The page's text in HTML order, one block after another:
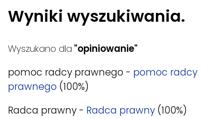
Wyniki wyszukiwania.
Wyszukano dla "opiniowanie"
pomoc radcy prawnego - pomoc radcy
prawnego (100%)
Radca prawny - Radca prawny (100%)